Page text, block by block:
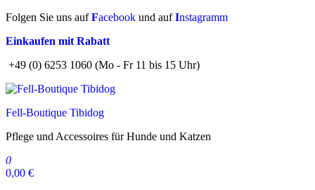
Zum
springen
Folgen Sie uns aufFacebook und aufInstagramm
Einkaufen mit Rabatt
+49 (0) 6253 1060 (Mo - Fr 11 bis 15 Uhr)
Fell-Boutique Tibidog
Pflege und Accessoires für Hunde und Katzen
0
0,00 €